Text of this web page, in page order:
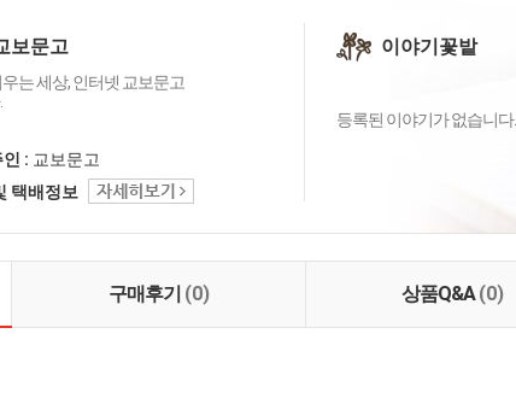
보문고
는 세상, 인터넷 교보문고
: 교보문고
택배정보
이야기꽃밭
등록된 이야기가 없습니다.
구매후기 (0) 상품Q&A(0)